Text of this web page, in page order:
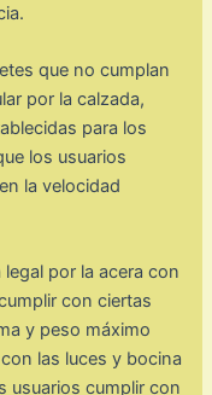
que no cumplan
por la calzada,
para los
los usuarios
la velocidad
por la acera con
con ciertas
y peso máximo
las luces y bocina
usuarios cumplir con